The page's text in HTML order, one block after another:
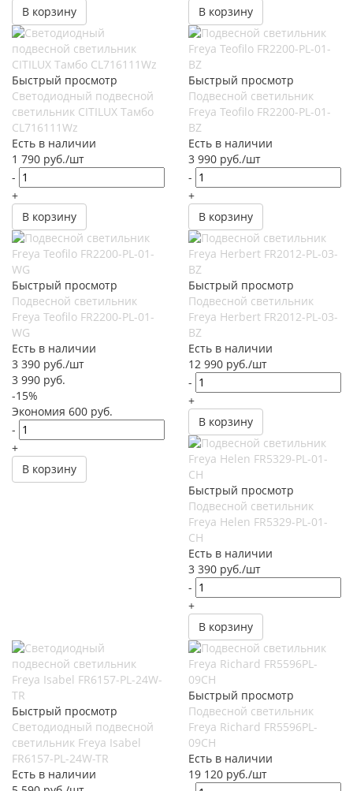
В корзину
В корзину
Быстрый просмотр
Светодиодный подвесной
светильник CITILUX Тамбо
CL716111Wz
Есть в наличии
1 790 руб./шт
-
+
В корзину
Быстрый просмотр
Подвесной светильник
Freya Teofilo FR2200-PL-01-
BZ
Есть в наличии
3 990 руб./шт
-
+
В корзину
Быстрый просмотр
Подвесной светильник
Freya Teofilo FR2200-PL-01-
WG
Есть в наличии
3 390 руб./шт
3 990 руб.
-15%
Экономия 600 руб.
-
+
В корзину
Быстрый просмотр
Подвесной светильник
Freya Herbert FR2012-PL-03-
BZ
Есть в наличии
12 990 руб./шт
-
+
В корзину
Быстрый просмотр
Подвесной светильник
Freya Helen FR5329-PL-01-
CH
Есть в наличии
3 390 руб./шт
-
+
В корзину
Быстрый просмотр
Светодиодный подвесной
светильник Freya Isabel
FR6157-PL-24W-TR
Есть в наличии
Быстрый просмотр
Подвесной светильник
Freya Richard FR5596PL-
09CH
Есть в наличии
19 120 руб./шт